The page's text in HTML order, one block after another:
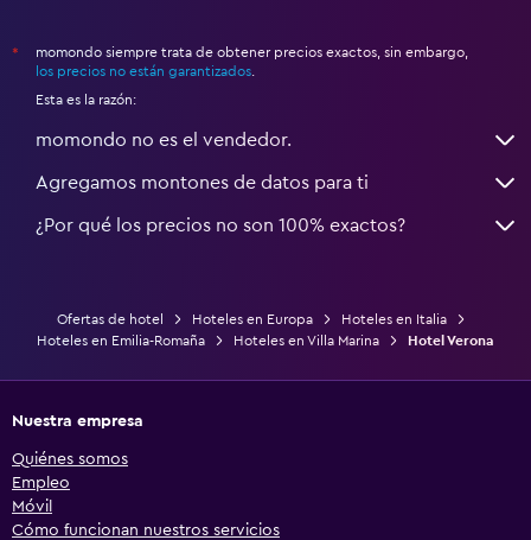
*
momondo siempre trata de obtener precios exactos, sin embargo,
los precios no están garantizados
Esta es la razón:
momondo no es el vendedor.
Agregamos montones de datos para ti
¿Por qué los precios no son 100% exactos?
Ofertas de hotel Hoteles en Europa
Hoteles en Italia
Hoteles en Emilia-Romaña
Hoteles en Villa Marina Hotel Verona
Nuestra empresa
Quiénes somos
Empleo
Móvil
Cómo funcionan nuestros servicios